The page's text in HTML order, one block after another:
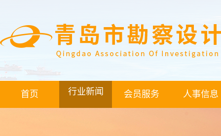
首页 行业新闻 会员服务 人事信息